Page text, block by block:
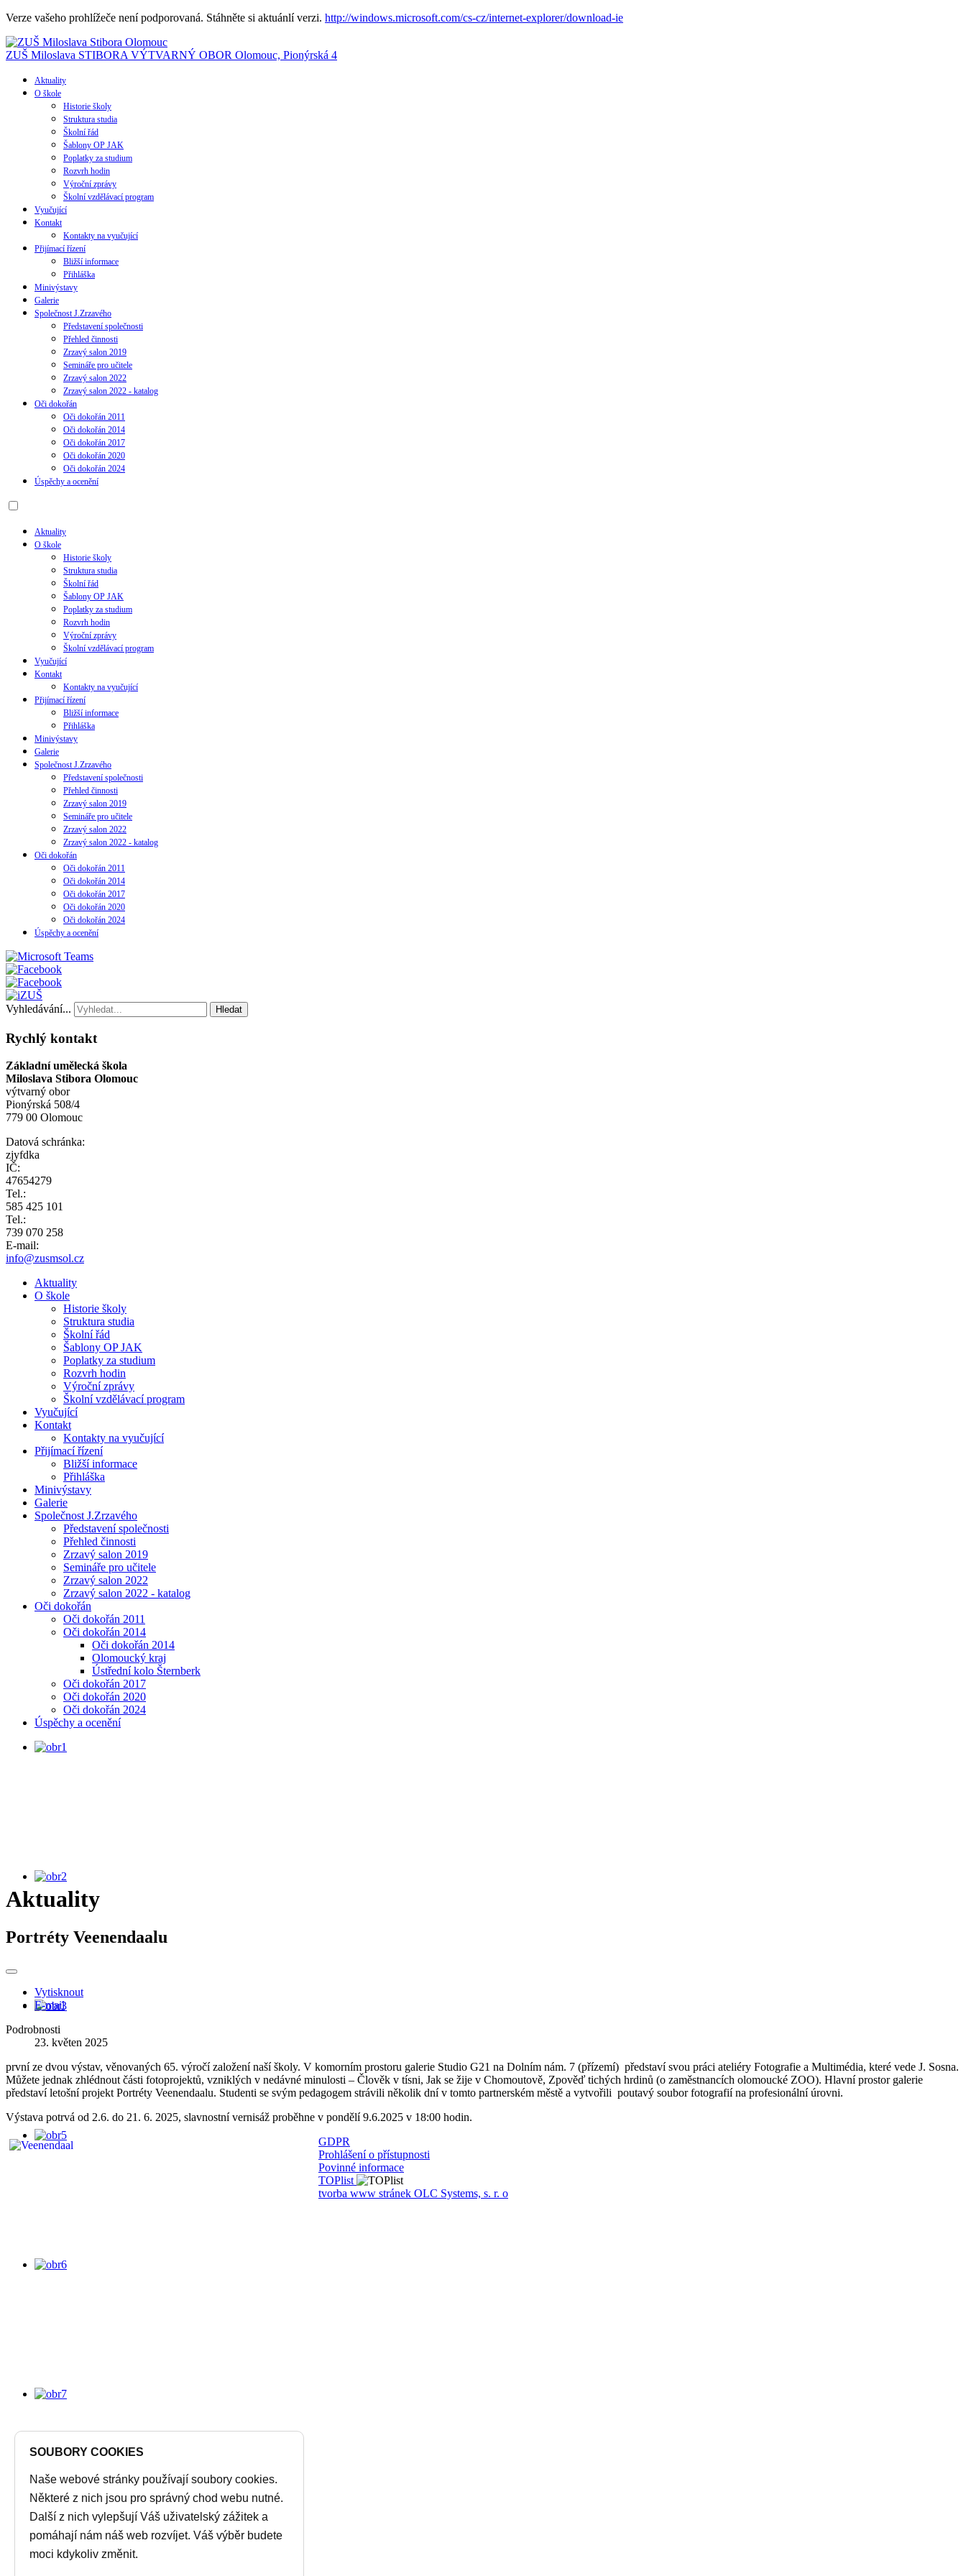
Verze vašeho prohlížeče není podporovaná. Stáhněte si aktuánlí verzi. http://windows.microsoft.com/cs-cz/internet-explorer/download-ie
ZUŠ Miloslava STIBORA VÝTVARNÝ OBOR Olomouc, Pionýrská 4
Aktuality
O škole
Historie školy
Struktura studia
Školní řád
Šablony OP JAK
Poplatky za studium
Rozvrh hodin
Výroční zprávy
Školní vzdělávací program
Vyučující
Kontakt
Kontakty na vyučující
Přijímací řízení
Bližší informace
Přihláška
Minivýstavy
Galerie
Společnost J.Zrzavého
Představení společnosti
Přehled činnosti
Zrzavý salon 2019
Semináře pro učitele
Zrzavý salon 2022
Zrzavý salon 2022 - katalog
Oči dokořán
Oči dokořán 2011
Oči dokořán 2014
Oči dokořán 2017
Oči dokořán 2020
Oči dokořán 2024
Úspěchy a ocenění
Aktuality
O škole
Historie školy
Struktura studia
Školní řád
Šablony OP JAK
Poplatky za studium
Rozvrh hodin
Výroční zprávy
Školní vzdělávací program
Vyučující
Kontakt
Kontakty na vyučující
Přijímací řízení
Bližší informace
Přihláška
Minivýstavy
Galerie
Společnost J.Zrzavého
Představení společnosti
Přehled činnosti
Zrzavý salon 2019
Semináře pro učitele
Zrzavý salon 2022
Zrzavý salon 2022 - katalog
Oči dokořán
Oči dokořán 2011
Oči dokořán 2014
Oči dokořán 2017
Oči dokořán 2020
Oči dokořán 2024
Úspěchy a ocenění
Vyhledávání... Hledat
Rychlý kontakt
Základní umělecká škola
Miloslava Stibora Olomouc
výtvarný obor
Pionýrská 508/4
779 00 Olomouc
Datová schránka:
zjyfdka
IČ:
47654279
Tel.:
585 425 101
Tel.:
739 070 258
E-mail:
info@zusmsol.cz
Aktuality
O škole
Historie školy
Struktura studia
Školní řád
Šablony OP JAK
Poplatky za studium
Rozvrh hodin
Výroční zprávy
Školní vzdělávací program
Vyučující
Kontakt
Kontakty na vyučující
Přijímací řízení
Bližší informace
Přihláška
Minivýstavy
Galerie
Společnost J.Zrzavého
Představení společnosti
Přehled činnosti
Zrzavý salon 2019
Semináře pro učitele
Zrzavý salon 2022
Zrzavý salon 2022 - katalog
Oči dokořán
Oči dokořán 2011
Oči dokořán 2014
Oči dokořán 2014
Olomoucký kraj
Ústřední kolo Šternberk
Oči dokořán 2017
Oči dokořán 2020
Oči dokořán 2024
Úspěchy a ocenění
Aktuality
Portréty Veenendaalu
Vytisknout
E-mail
Podrobnosti
23. květen 2025
první ze dvou výstav, věnovaných 65. výročí založení naší školy. V komorním prostoru galerie Studio G21 na Dolním nám. 7 (přízemí) představí svou práci ateliéry Fotografie a Multimédia, které vede J. Sosna.
Můžete jednak zhlédnout části fotoprojektů, vzniklých v nedávné minulosti – Člověk v tísni, Jak se žije v Chomoutově, Zpověď tichých hrdinů (o zaměstnancích olomoucké ZOO). Hlavní prostor galerie
představí letošní projekt Portréty Veenendaalu. Studenti se svým pedagogem strávili několik dní v tomto partnerském městě a vytvořili poutavý soubor fotografií na profesionální úrovni.
Výstava potrvá od 2.6. do 21. 6. 2025, slavnostní vernisáž proběhne v pondělí 9.6.2025 v 18:00 hodin.
GDPR
Prohlášení o přístupnosti
Povinné informace
TOPlist
tvorba www stránek OLC Systems, s. r. o
SOUBORY COOKIES
Naše webové stránky používají soubory cookies.
Některé z nich jsou pro správný chod webu nutné.
Další z nich vylepšují Váš uživatelský zážitek a
pomáhají nám náš web rozvíjet. Váš výběr budete
moci kdykoliv změnit.